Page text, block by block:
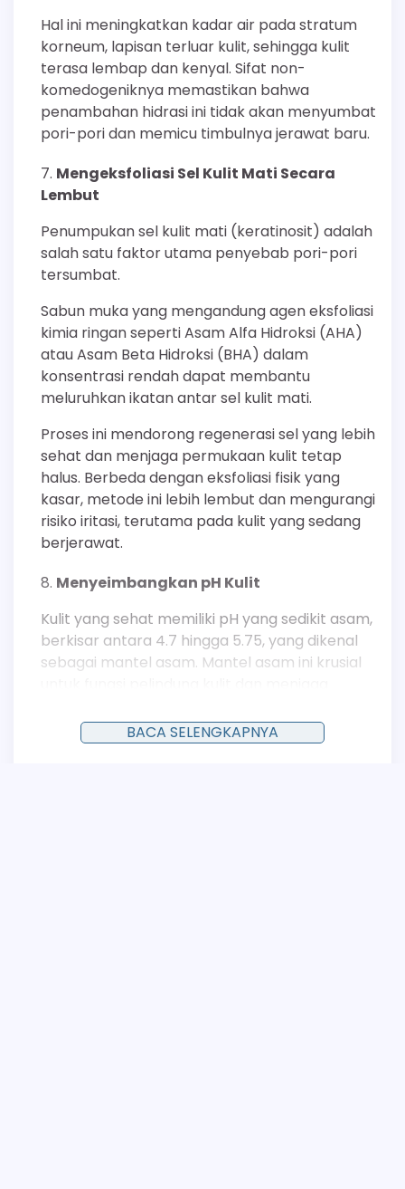
Hal ini meningkatkan kadar air pada stratum
korneum, lapisan terluar kulit, sehingga kulit
terasa lembap dan kenyal. Sifat non-
komedogeniknya memastikan bahwa
penambahan hidrasi ini tidak akan menyumbat
pori-pori dan memicu timbulnya jerawat baru.
Mengeksfoliasi Sel Kulit Mati Secara
Lembut
Penumpukan sel kulit mati (keratinosit) adalah
salah satu faktor utama penyebab pori-pori
tersumbat.
Sabun muka yang mengandung agen eksfoliasi
kimia ringan seperti Asam Alfa Hidroksi (AHA)
atau Asam Beta Hidroksi (BHA) dalam
konsentrasi rendah dapat membantu
meluruhkan ikatan antar sel kulit mati.
Proses ini mendorong regenerasi sel yang lebih
sehat dan menjaga permukaan kulit tetap
halus. Berbeda dengan eksfoliasi fisik yang
kasar, metode ini lebih lembut dan mengurangi
risiko iritasi, terutama pada kulit yang sedang
berjerawat.
Menyeimbangkan pH Kulit
Kulit yang sehat memiliki pH yang sedikit asam,
berkisar antara 4.7 hingga 5.75, yang dikenal
sebagai mantel asam. Mantel asam ini krusial
Sabun pembersih konvensional yang bersifat
BACA SELENGKAPNYA